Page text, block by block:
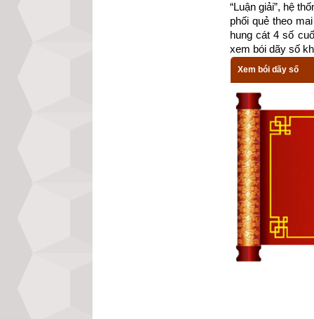
1. Bạn có biết
Kinh Dịch là
“—” là Dương,
tạo thành các
trị, văn hóa, bói
Vô Cực
Thái Cực
Lưỡng
“Luận giải”, hệ
phối quẻ theo
hung cát 4 số
xem bói dãy số
Xem bói dãy số